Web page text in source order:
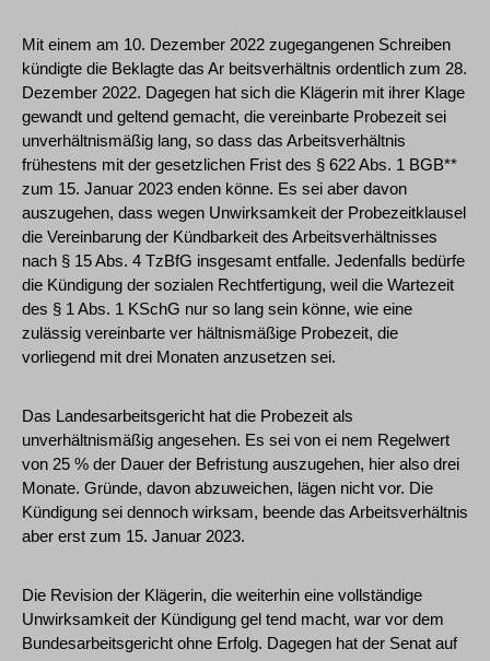
Mit einem am 10. Dezember 2022 zugegangenen Schreiben
kündigte die Beklagte das Ar beitsverhältnis ordentlich zum 28.
Dezember 2022. Dagegen hat sich die Klägerin mit ihrer Klage
gewandt und geltend gemacht, die vereinbarte Probezeit sei
unverhältnismäßig lang, so dass das Arbeitsverhältnis
frühestens mit der gesetzlichen Frist des § 622 Abs. 1 BGB**
zum 15. Januar 2023 enden könne. Es sei aber davon
auszugehen, dass wegen Unwirksamkeit der Probezeitklausel
die Vereinbarung der Kündbarkeit des Arbeitsverhältnisses
nach § 15 Abs. 4 TzBfG insgesamt entfalle. Jedenfalls bedürfe
die Kündigung der sozialen Rechtfertigung, weil die Wartezeit
des § 1 Abs. 1 KSchG nur so lang sein könne, wie eine
zulässig vereinbarte ver hältnismäßige Probezeit, die
vorliegend mit drei Monaten anzusetzen sei.
Das Landesarbeitsgericht hat die Probezeit als
unverhältnismäßig angesehen. Es sei von ei nem Regelwert
von 25 % der Dauer der Befristung auszugehen, hier also drei
Monate. Gründe, davon abzuweichen, lägen nicht vor. Die
Kündigung sei dennoch wirksam, beende das Arbeitsverhältnis
aber erst zum 15. Januar 2023.
Die Revision der Klägerin, die weiterhin eine vollständige
Unwirksamkeit der Kündigung gel tend macht, war vor dem
Bundesarbeitsgericht ohne Erfolg. Dagegen hat der Senat auf